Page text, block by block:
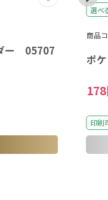
ー 05707
選べ
商品
ポ
印刷